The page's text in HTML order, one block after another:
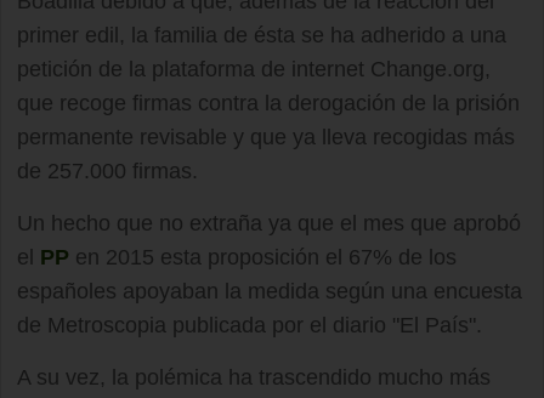
primer edil, la familia de ésta se ha adherido a una
petición de la plataforma de internet Change.org,
que recoge firmas contra la derogación de la prisión
permanente revisable y que ya lleva recogidas más
de 257.000 firmas.
Un hecho que no extraña ya que el mes que aprobó
el PP en 2015 esta proposición el 67% de los
españoles apoyaban la medida según una encuesta
de Metroscopia publicada por el diario "El País".
A su vez, la polémica ha trascendido mucho más